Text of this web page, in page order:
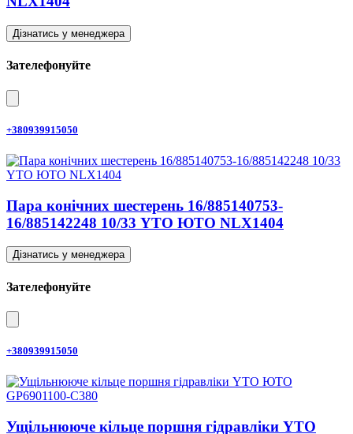
Дізнатись у менеджера
Зателефонуйте
+380939915050
Пара конічних шестерень 16/885140753-
16/885142248 10/33 YTO ЮТО NLX1404
Дізнатись у менеджера
Зателефонуйте
+380939915050
Ущільнююче кільце поршня гідравліки YTO